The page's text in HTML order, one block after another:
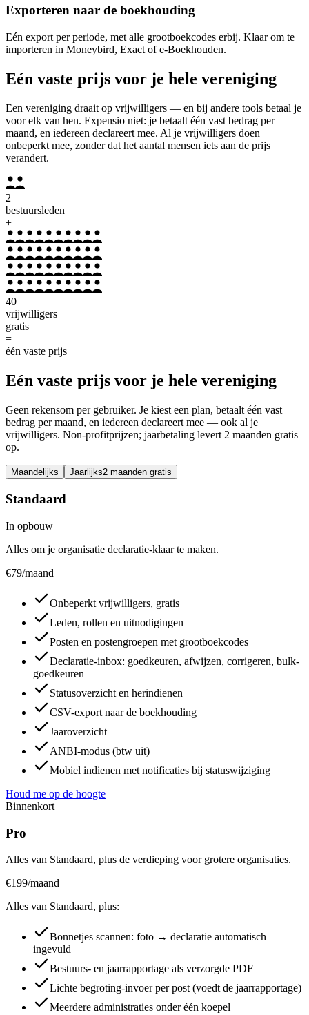
Exporteren naar de boekhouding
Eén export per periode, met alle grootboekcodes erbij. Klaar om te
importeren in Moneybird, Exact of e-Boekhouden.
Eén vaste prijs voor je hele vereniging
Een vereniging draait op vrijwilligers — en bij andere tools betaal je
voor elk van hen. Expensio niet: je betaalt één vast bedrag per
maand, en iedereen declareert mee. Al je vrijwilligers doen
onbeperkt mee, zonder dat het aantal mensen iets aan de prijs
verandert.
2
bestuursleden
+
40
vrijwilligers
gratis
=
één vaste prijs
Eén vaste prijs voor je hele vereniging
Geen rekensom per gebruiker. Je kiest een plan, betaalt één vast
bedrag per maand, en iedereen declareert mee — ook al je
vrijwilligers. Non-profitprijzen; jaarbetaling levert 2 maanden gratis
op.
Maandelijks Jaarlijks2 maanden gratis
Standaard
In opbouw
Alles om je organisatie declaratie-klaar te maken.
€79/maand
Onbeperkt vrijwilligers, gratis
Leden, rollen en uitnodigingen
Posten en postengroepen met grootboekcodes
Declaratie-inbox: goedkeuren, afwijzen, corrigeren, bulk-
goedkeuren
Statusoverzicht en herindienen
CSV-export naar de boekhouding
Jaaroverzicht
ANBI-modus (btw uit)
Mobiel indienen met notificaties bij statuswijziging
Houd me op de hoogte
Binnenkort
Pro
Alles van Standaard, plus de verdieping voor grotere organisaties.
€199/maand
Alles van Standaard, plus:
Bonnetjes scannen: foto → declaratie automatisch
ingevuld
Bestuurs- en jaarrapportage als verzorgde PDF
Lichte begroting-invoer per post (voedt de jaarrapportage)
Meerdere administraties onder één koepel